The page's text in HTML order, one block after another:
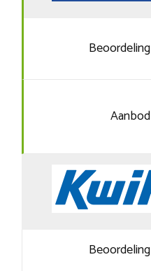
Beoordeling
Aanbod
Beoordeling